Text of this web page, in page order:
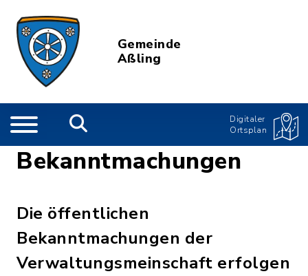
Gemeinde
Aßling
Digitaler
Ortsplan
Bekanntmachungen
Die öffentlichen
Bekanntmachungen der
Verwaltungsmeinschaft erfolgen